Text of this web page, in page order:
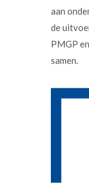
aan
de
PMGP
samen.